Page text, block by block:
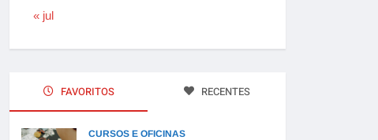
« jul
FAVORITOS RECENTES
CURSOS E OFICINAS